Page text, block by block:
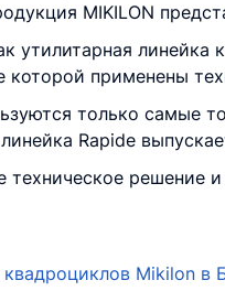
MIKILON
утилитарная линейка
которой применены
только самые
Rapide
решение
квадроциклов Mikilon в